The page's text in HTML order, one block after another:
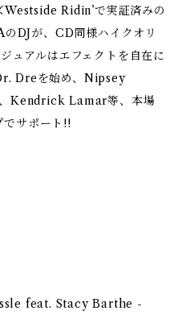
Westside Ridin’で実証済みの
DJが、CD同様ハイクオリ
ュアルはエフェクトを自在に
Dreを始め、Nipsey
Kendrick Lamar等、本場
でサポート!!
feat. Stacy Barthe -